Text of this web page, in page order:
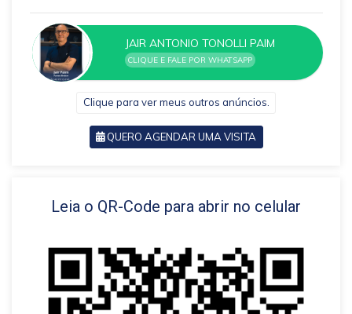
JAIR ANTONIO TONOLLI PAIM
CLIQUE E FALE POR WHATSAPP
Clique para ver meus outros anúncios.
QUERO AGENDAR UMA VISITA
VOLTAR
Leia o QR-Code para abrir no celular